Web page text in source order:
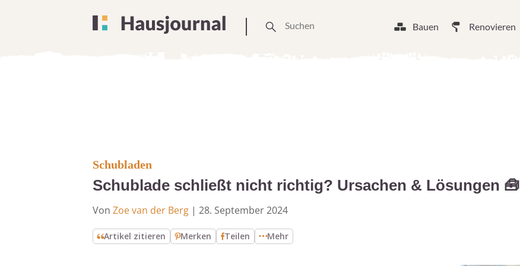
Bauen Renovieren
Schubladen
Schublade schließt nicht richtig? Ursachen & Lösungen 🧰
Von Zoe van der Berg | 28. September 2024
Artikel zitieren Merken Teilen Mehr